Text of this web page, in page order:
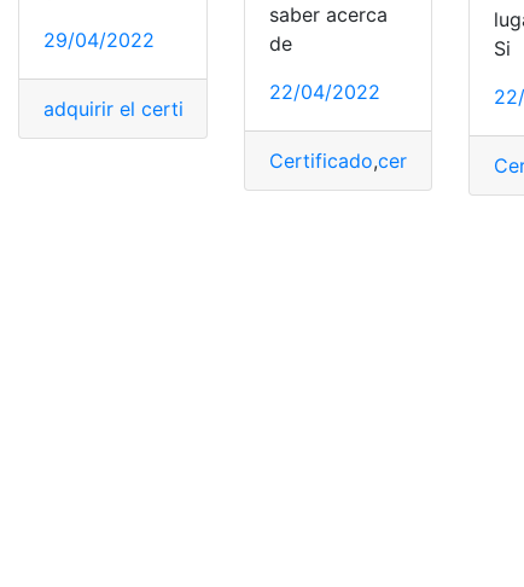
29/04/2022
adquirir el certificado Certificado certificado ACA,
saber acerca
de
22/04/2022
Certificado,certificado ACA
Si